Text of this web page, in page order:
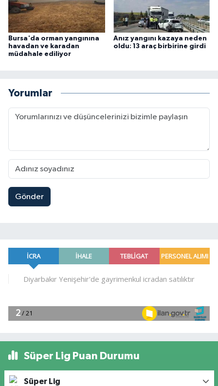
Bursa'da orman yangınına
havadan ve karadan
müdahale ediliyor
Anız yangını kazaya neden
oldu: 13 araç birbirine girdi
Yorumlar
Gönder
Süper Lig Puan Durumu
Süper Lig